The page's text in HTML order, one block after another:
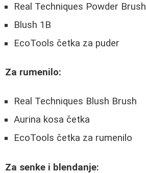
Real Techniques Powder Brush
Blush 1B
EcoTools četka za puder
Za rumenilo:
Real Techniques Blush Brush
Aurina kosa četka
EcoTools četka za rumenilo
Za senke i blendanje: